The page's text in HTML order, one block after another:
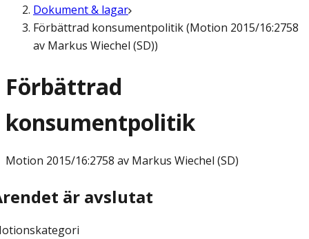
Dokument & lagar
Förbättrad konsumentpolitik (Motion 2015/16:2758
av Markus Wiechel (SD))
Förbättrad
konsumentpolitik
Motion 2015/16:2758 av Markus Wiechel (SD)
är avslutat